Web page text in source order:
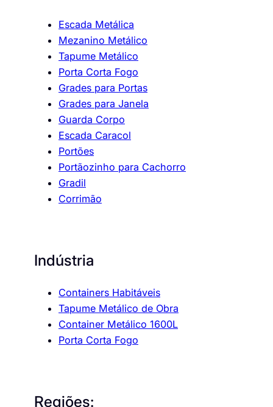
Escada Metálica
Mezanino Metálico
Tapume Metálico
Porta Corta Fogo
Grades para Portas
Grades para Janela
Guarda Corpo
Escada Caracol
Portões
Portãozinho para Cachorro
Gradil
Corrimão
Indústria
Containers Habitáveis
Tapume Metálico de Obra
Container Metálico 1600L
Porta Corta Fogo
Regiões: